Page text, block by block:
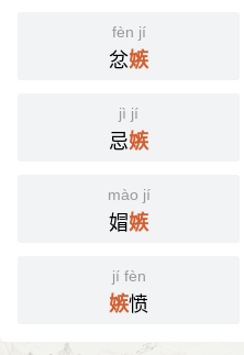
fèn jí
忿嫉
jì jí
忌嫉
mào jí
媢嫉
jí fèn
嫉愤